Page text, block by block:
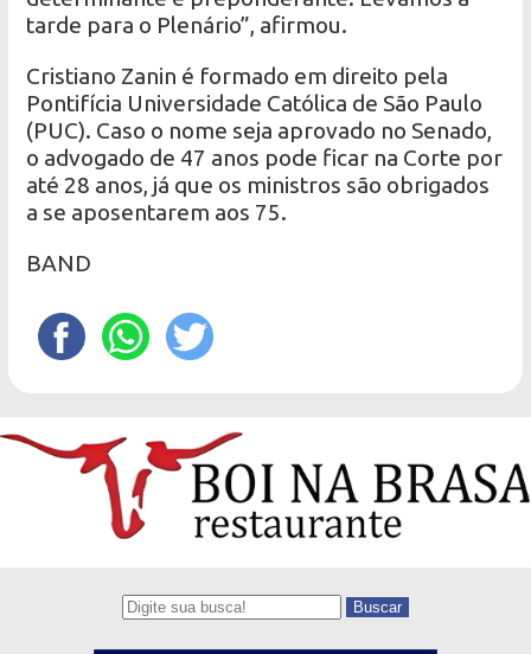
tarde para o Plenário”, afirmou.
Cristiano Zanin é formado em direito pela
Pontifícia Universidade Católica de São Paulo
(PUC). Caso o nome seja aprovado no Senado,
o advogado de 47 anos pode ficar na Corte por
até 28 anos, já que os ministros são obrigados
a se aposentarem aos 75.
BAND
Buscar